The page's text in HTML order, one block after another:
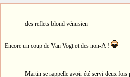
des reflets blond vénusien
Encore un coup de Van Vogt et des non-A !
Martin se rappelle avoir été servi deux fois